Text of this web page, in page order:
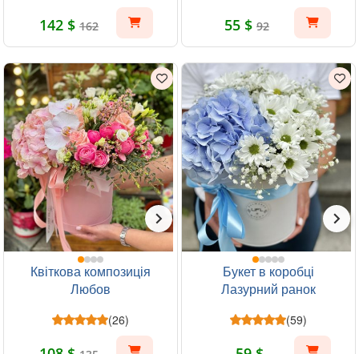
142 $ 162 55 $ 92
Квіткова композиція
Любов
(26)
Букет в коробці
Лазурний ранок
(59)